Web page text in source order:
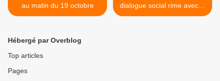
au matin du 19 octobre
dialogue social rime avec le
dumping social ! Réponse
Hébergé par Overblog
Top articles
Pages